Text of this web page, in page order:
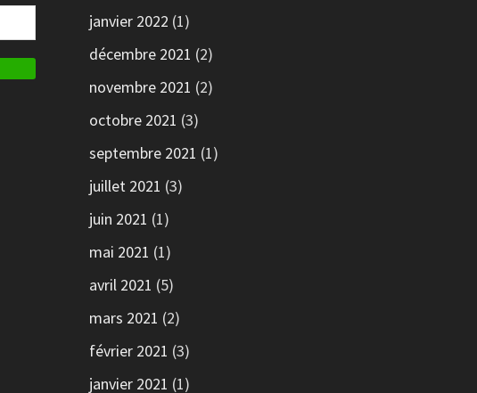
janvier 2022 (1)
décembre 2021 (2)
novembre 2021 (2)
octobre 2021 (3)
septembre 2021 (1)
juillet 2021 (3)
juin 2021 (1)
mai 2021 (1)
avril 2021 (5)
mars 2021 (2)
février 2021 (3)
janvier 2021 (1)